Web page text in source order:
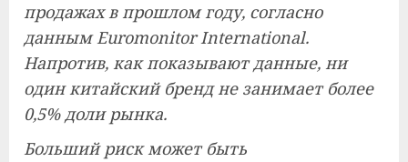
продажах в прошлом году, согласно
данным Euromonitor International.
Напротив, как показывают данные, ни
один китайский бренд не занимает более
0,5% доли рынка.
Больший риск может быть